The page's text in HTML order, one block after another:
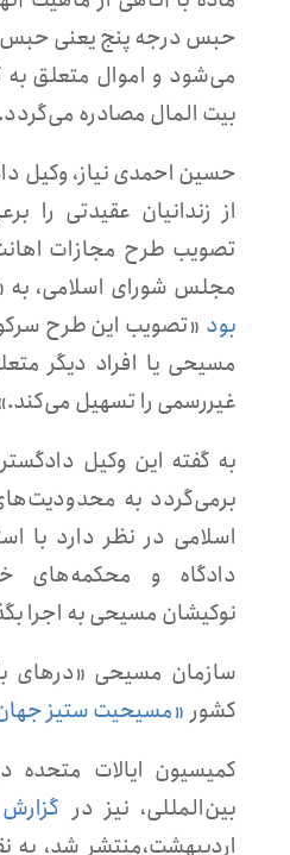
حبس درجه پنج یعنی حبس
می‌شود و اموال متعلق به
بیت المال مصادره می‌گردد.
حسین احمدی نیاز، وکیل
از زندانیان عقیدتی را
تصویب طرح مجازات
مجلس شورای اسلامی، به «ماده
بود «تصویب این طرح
مسیحی یا افراد دیگر
غیررسمی را تسهیل
به گفته این وکیل
برمی‌گردد به
اسلامی در نظر دارد با
دادگاه و محکمه‌های
نوکیشان مسیحی به اجرا
سازمان مسیحی «درهای
کشور «مسیحیت ستیز
کمیسیون ایالات متحده
بین‌المللی، نیز در
اردیبهشت،منتشر شد،